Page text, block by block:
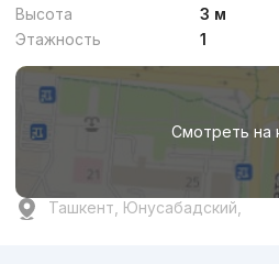
Высота
3 м
Этажность
1
Смотреть на
Ташкент, Юнусабадский,